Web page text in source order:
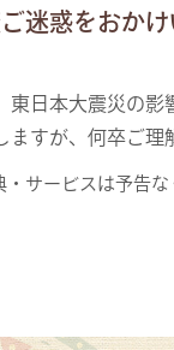
迷惑をおか
東日本大震災の影
ますが、何卒ご理
サービスは予告な